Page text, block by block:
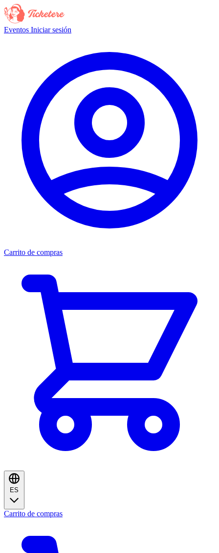
Eventos Iniciar sesión
Carrito de compras
ES
Carrito de compras